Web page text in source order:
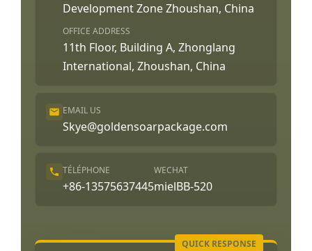
Development Zone Zhoushan, China
OFFICE ADDRESS
11th Floor, Building A, Zhonglang
International, Zhoushan, China
EMAIL US
Skye@goldensoarpackage.com
TÉLÉPHONE
+86-13575637445
WECHAT
mielBB-520